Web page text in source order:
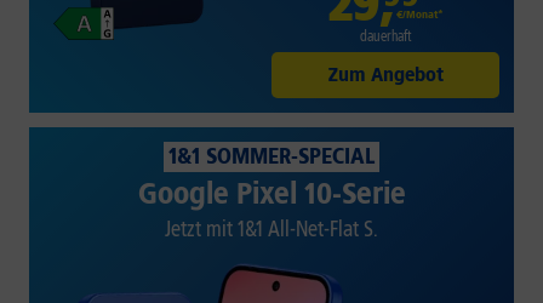
€/Monat*
dauerhaft
Zum Angebot
1&1 SOMMER-SPECIAL
Google Pixel 10-Serie
Jetzt mit 1&1 All-Net-Flat S.